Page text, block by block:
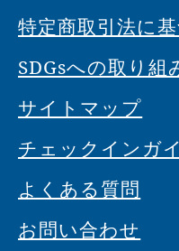
特定商取引法に
SDGsへの取り組
サイトマップ
チェックインガ
よくある質問
お問い合わせ